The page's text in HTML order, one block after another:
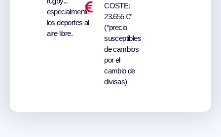
especialmente
los deportes al
aire libre.
COSTE:
23.655 €*
(*precio
susceptibles
de cambios
por el
cambio de
divisas)